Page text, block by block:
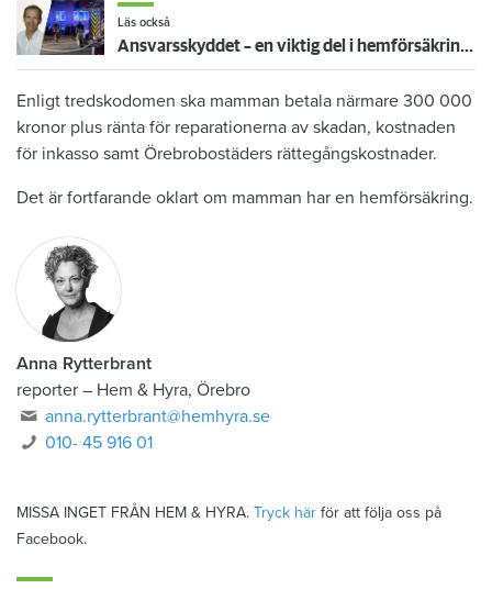
Läs också
Ansvarsskyddet – en viktig del i hemförsäkringen
Enligt tredskodomen ska mamman betala närmare 300 000
kronor plus ränta för reparationerna av skadan, kostnaden
för inkasso samt Örebrobostäders rättegångskostnader.
Det är fortfarande oklart om mamman har en hemförsäkring.
Anna Rytterbrant
reporter – Hem & Hyra, Örebro
anna.rytterbrant@hemhyra.se
010- 45 916 01
MISSA INGET FRÅN HEM & HYRA. Tryck här för att följa oss på
Facebook.